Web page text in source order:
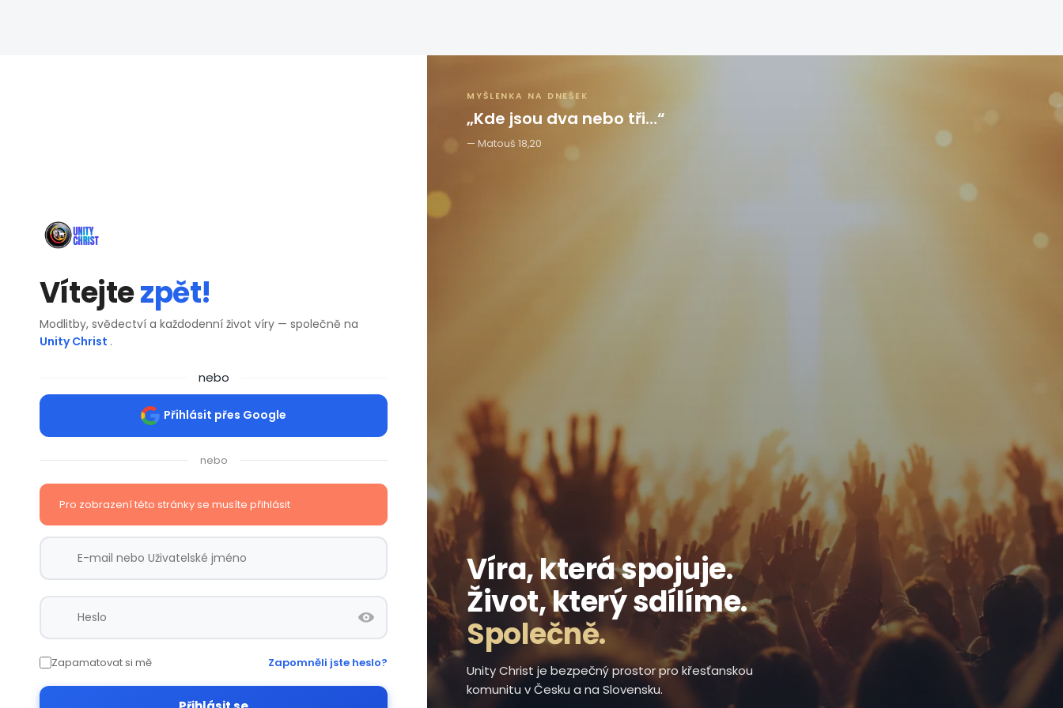
Vítejtezpět!
Modlitby, svědectví a každodenní život víry — společně na
Unity Christ .
nebo
Přihlásit přes Google
nebo
Pro zobrazení této stránky se musíte přihlásit
Zapamatovat si mě Zapomněli jste heslo?
Víra, která spojuje.
Život, který sdílíme.
Společně.
Unity Christ je bezpečný prostor pro křesťanskou
komunitu v Česku a na Slovensku.
MYŠLENKA NA DNEŠEK
„Kde jsou dva nebo tři…“
Matouš 18,20